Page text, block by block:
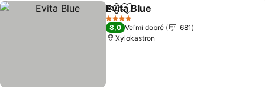
ZdieľaťPridať do obľúbených
Evita Blue
4 Počet hviezdičiek
8,0 Veľmi dobré
681
Xylokastron